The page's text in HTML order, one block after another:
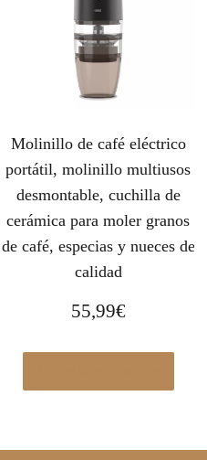
Molinillo de café eléctrico
portátil, molinillo multiusos
desmontable, cuchilla de
cerámica para moler granos
de café, especias y nueces de
calidad
55,99€